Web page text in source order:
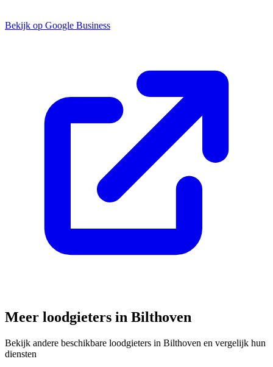
Bekijk op Google Business
Meer loodgieters in Bilthoven
Bekijk andere beschikbare loodgieters in Bilthoven en vergelijk hun
diensten